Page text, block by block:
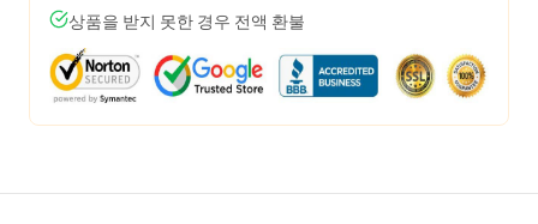
상품을 받지 못한 경우 전액 환불